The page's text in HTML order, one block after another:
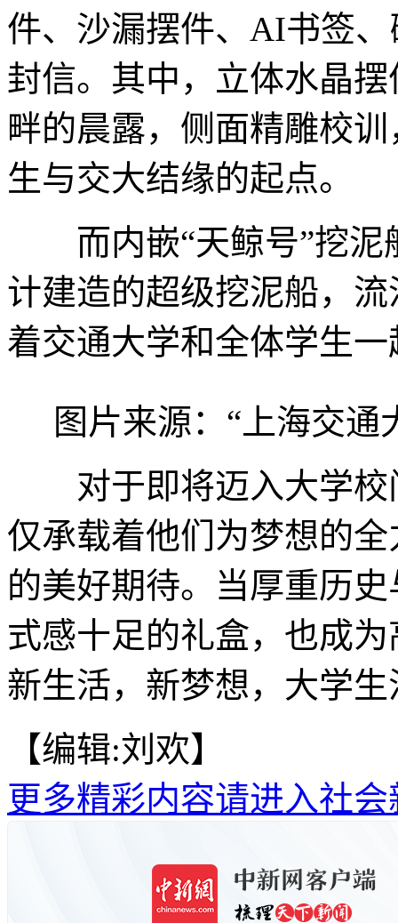
件、沙漏摆件、AI书签
封信。其中，立体水晶
畔的晨露，侧面精雕校
生与交大结缘的起点。
而内嵌“天鲸号”挖泥
计建造的超级挖泥船，
着交通大学和全体学生
图片来源：“上海交通
对于即将迈入大学校
仅承载着他们为梦想的
的美好期待。当厚重历
式感十足的礼盒，也成
新生活，新梦想，大学
【编辑:刘欢】
更多精彩内容请进入社会